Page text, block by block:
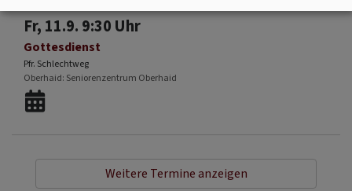
Fr, 11.9. 9:30 Uhr
Gottesdienst
Pfr. Schlechtweg
Oberhaid Seniorenzentrum Oberhaid
Weitere Termine anzeigen